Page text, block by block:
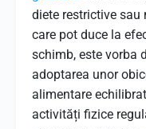
diete restrictive sau
care pot duce la
schimb, este vorba
adoptarea unor
alimentare
activități fizice